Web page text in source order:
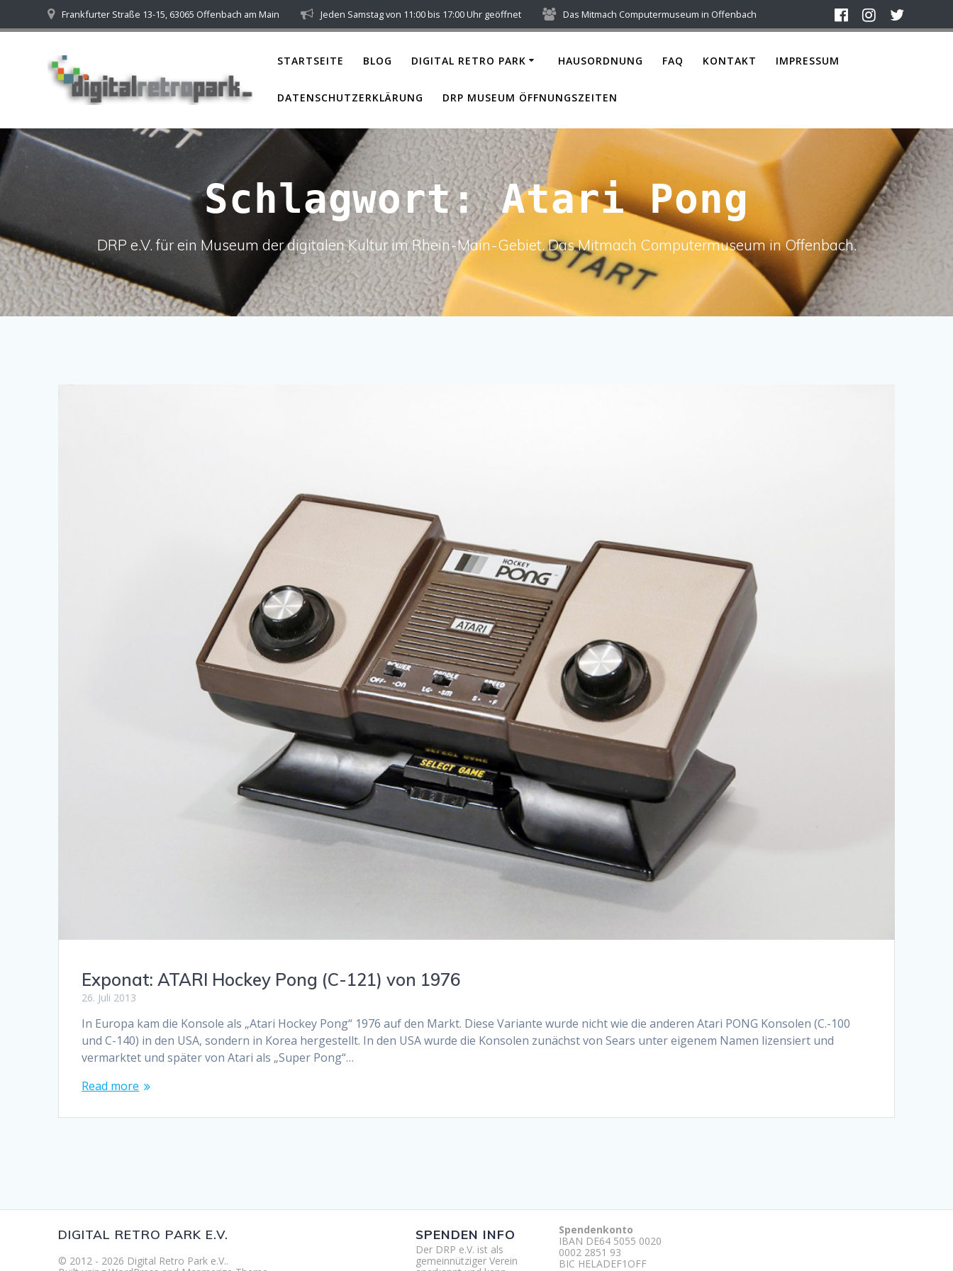
to
Frankfurter Straße 13-15, 63065 Offenbach am Main Jeden Samstag von 11:00 bis 17:00 Uhr geöffnet Das Mitmach Computermuseum in Offenbach
STARTSEITE BLOG DIGITAL RETRO PARK HAUSORDNUNG FAQ KONTAKT IMPRESSUM
DATENSCHUTZERKLÄRUNG DRP MUSEUM ÖFFNUNGSZEITEN
Schlagwort:Atari Pong
DRP e.V. für ein Museum der digitalen Kultur im Rhein-Main-Gebiet. Das Mitmach Computermuseum in Offenbach.
Exponat: ATARI Hockey Pong (C-121) von 1976
26. Juli 2013
In Europa kam die Konsole als „Atari Hockey Pong“ 1976 auf den Markt. Diese Variante wurde nicht wie die anderen Atari PONG Konsolen (C.-100
und C-140) in den USA, sondern in Korea hergestellt. In den USA wurde die Konsolen zunächst von Sears unter eigenem Namen lizensiert und
vermarktet und später von Atari als „Super Pong“…
Read more
DIGITAL RETRO PARK E.V.
© 2012 - 2026 Digital Retro Park e.V..
SPENDEN INFO
Der DRP e.V. ist als
gemeinnütziger Verein
Spendenkonto
IBAN DE64 5055 0020
0002 2851 93
BIC HELADEF1OFF